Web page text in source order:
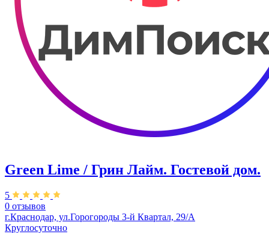
Green Lime / Грин Лайм. Гостевой дом.
5
0 отзывов
г.Краснодар, ул.Горогороды 3-й Квартал, 29/А
Круглосуточно